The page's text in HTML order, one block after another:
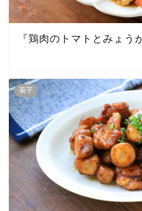
『鶏肉のトマトとみょう
菊芋